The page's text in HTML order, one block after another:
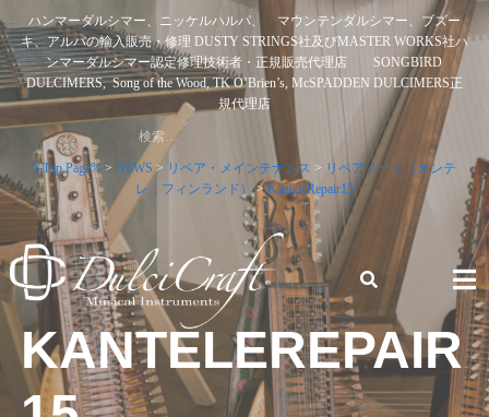
to
content
ハンマーダルシマー、ニッケルハルパ、 マウンテンダルシマー、ブズー
キ、アルパの輸入販売・修理 DUSTY STRINGS社及びMASTER WORKS社ハ
ンマーダルシマー認定修理技術者・正規販売代理店 SONGBIRD
DULCIMERS, Song of the Wood, TK O’Brien’s, McSPADDEN DULCIMERS正
規代理店
索:
%Top Page% >NEWS > リペア・メインテナンス > リペアノート（カンテ
レ：フィンランド）>KanteleRepair15
ハンマーダルシマー、ニッケルハルパ、 マウンテンダルシ
マー、ブズーキ、アルパの輸入販売・修理 DUSTY STRINGS
社及びMASTER WORKS社ハンマーダルシマー認定修理技術
者・正規販売代理店 SONGBIRD DULCIMERS, SONG OF
KANTELEREPAIR